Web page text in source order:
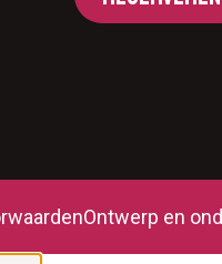
Ontwerp en